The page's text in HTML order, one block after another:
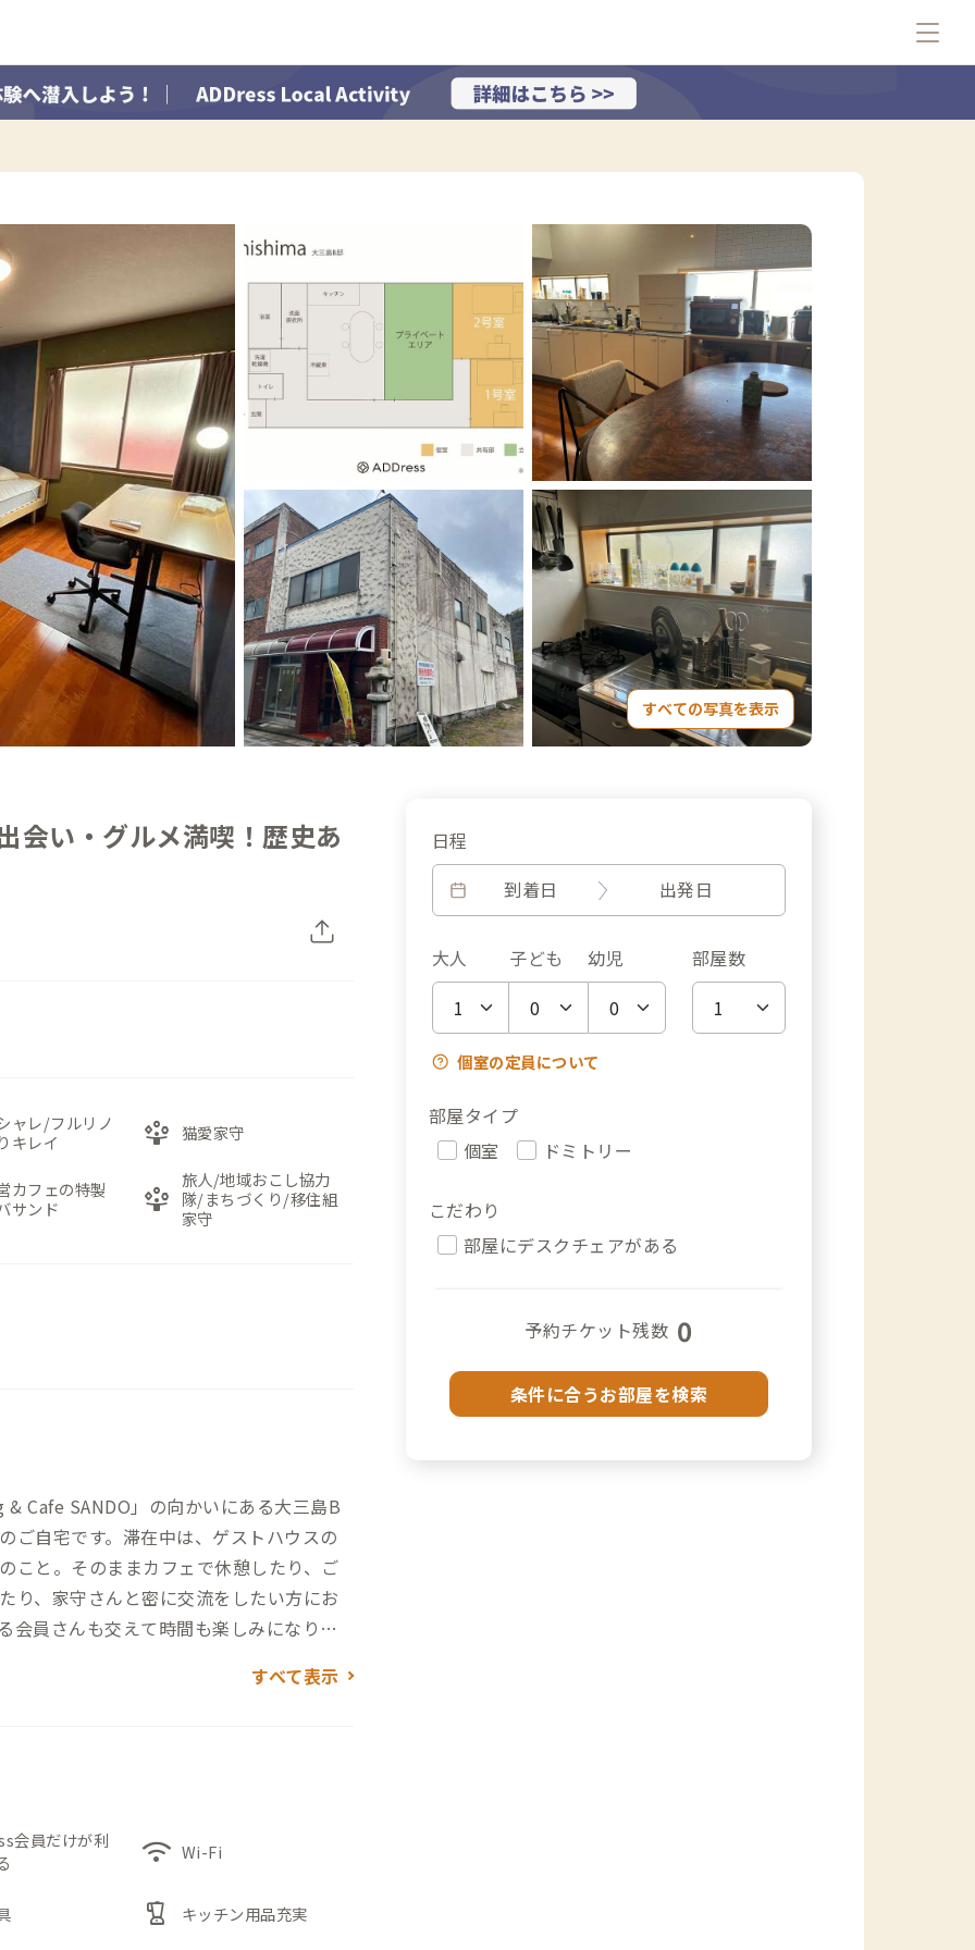
すべての写真を表示
会い・グルメ満喫！歴史あ
ャレ/フルリノ
キレイ
person_play 猫愛家守
カフェの特製
サンド
person_play
旅人/地域おこし協力
隊/まちづくり/移住組
家守
Cafe SANDO」の向かいにある大三島B
ご自宅です。滞在中は、ゲストハウスの
と。そのままカフェで休憩したり、ご
り、家守さんと密に交流をしたい方にお
会員さんも交えて時間も楽しみになりそ
はお1人で、とその時々で使い分けもで
。地元の方の利用も多く、地域の方と
すべて表示
会員だけが利
wifi Wi-Fi
blender キッチン用品充実
日程
到着日
出発日
大人 子ども 幼児 部屋数
個室の定員について
部屋タイプ
個室
ドミトリー
こだわり
部屋にデスクチェアがある
予約チケット残数 0
条件に合うお部屋を検索